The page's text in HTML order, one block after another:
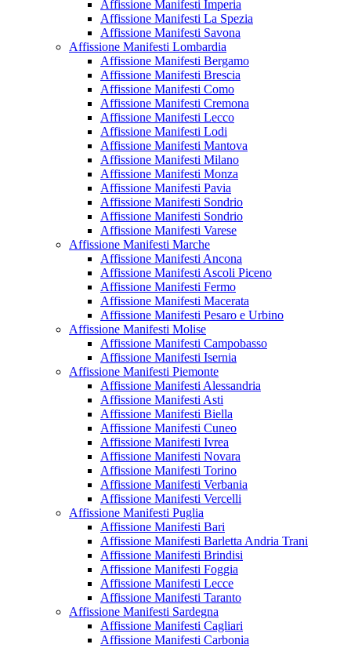
Affissione Manifesti Imperia
Affissione Manifesti La Spezia
Affissione Manifesti Savona
Affissione Manifesti Lombardia
Affissione Manifesti Bergamo
Affissione Manifesti Brescia
Affissione Manifesti Como
Affissione Manifesti Cremona
Affissione Manifesti Lecco
Affissione Manifesti Lodi
Affissione Manifesti Mantova
Affissione Manifesti Milano
Affissione Manifesti Monza
Affissione Manifesti Pavia
Affissione Manifesti Sondrio
Affissione Manifesti Sondrio
Affissione Manifesti Varese
Affissione Manifesti Marche
Affissione Manifesti Ancona
Affissione Manifesti Ascoli Piceno
Affissione Manifesti Fermo
Affissione Manifesti Macerata
Affissione Manifesti Pesaro e Urbino
Affissione Manifesti Molise
Affissione Manifesti Campobasso
Affissione Manifesti Isernia
Affissione Manifesti Piemonte
Affissione Manifesti Alessandria
Affissione Manifesti Asti
Affissione Manifesti Biella
Affissione Manifesti Cuneo
Affissione Manifesti Ivrea
Affissione Manifesti Novara
Affissione Manifesti Torino
Affissione Manifesti Verbania
Affissione Manifesti Vercelli
Affissione Manifesti Puglia
Affissione Manifesti Bari
Affissione Manifesti Barletta Andria Trani
Affissione Manifesti Brindisi
Affissione Manifesti Foggia
Affissione Manifesti Lecce
Affissione Manifesti Taranto
Affissione Manifesti Sardegna
Affissione Manifesti Cagliari
Affissione Manifesti Carbonia